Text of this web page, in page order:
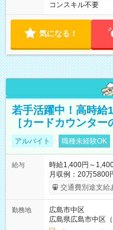
コンスキル不要
気になる！
若手活躍中！高時給
［カードカウンタ
アルバイト 職種未経験OK
給与
時給1,400円～
月収例：20万5800円
期間】試用期間なし
交通費別途支給
勤務地
広島市中区
広島県広島市中区